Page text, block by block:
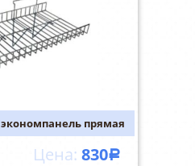
экономпанель прямая
830Р